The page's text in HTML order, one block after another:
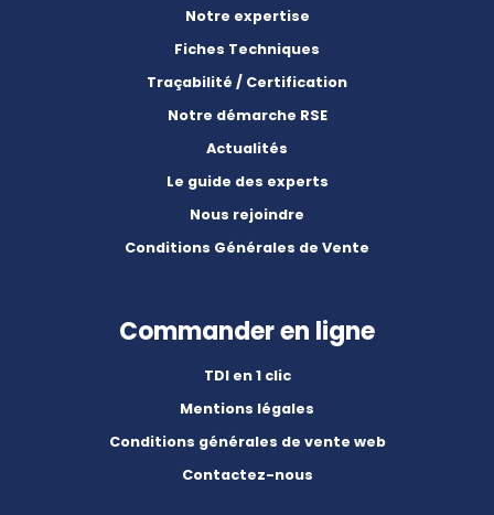
Notre expertise
Fiches Techniques
Traçabilité / Certification
Notre démarche RSE
Actualités
Le guide des experts
Nous rejoindre
Conditions Générales de Vente
Commander en ligne
TDI en 1 clic
Mentions légales
Conditions générales de vente web
Contactez-nous